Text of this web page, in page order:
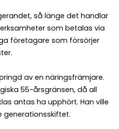
så länge det handlar
som betalas via
företagare som försörjer
av en näringsfrämjare.
55-årsgränsen, då all
antas ha upphört. Han ville
generationsskiftet.